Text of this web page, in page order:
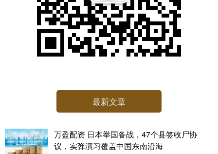
最新文章
万盈配资 日本举国备战，47个县签收尸协
议，实弹演习覆盖中国东南沿海